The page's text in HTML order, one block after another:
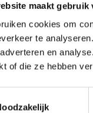
maakt gebruik
cookies om
te
en
of die ze hebben